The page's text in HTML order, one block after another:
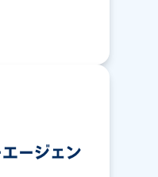
ージェン